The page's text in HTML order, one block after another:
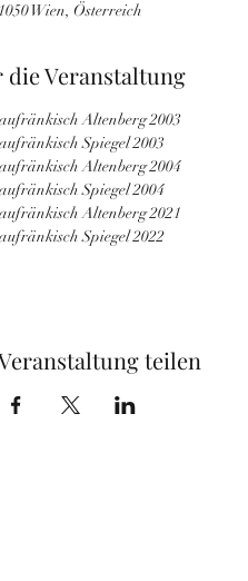
1050 Wien, Österreich
die Veranstaltung
Altenberg 2003
Spiegel 2003
Altenberg 2004
Spiegel 2004
Altenberg 2021
Spiegel 2022
teilen